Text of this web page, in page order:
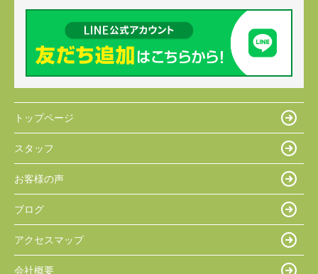
トップページ
スタッフ
お客様の声
ブログ
アクセスマップ
会社概要